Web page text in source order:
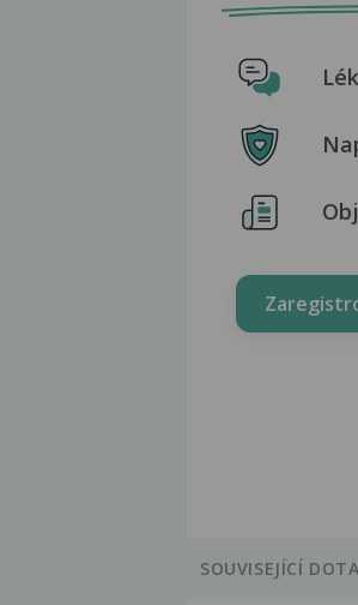
SOUVISEJÍCÍ